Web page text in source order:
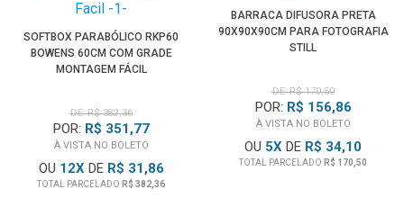
SOFTBOX PARABÓLICO RKP60
BOWENS 60CM COM GRADE
MONTAGEM FÁCIL
DE: R$ 382,36
POR: R$ 351,77
À VISTA NO BOLETO
OU 12XDE R$ 31,86
TOTAL PARCELADO R$ 382,36
BARRACA DIFUSORA PRETA
90X90X90CM PARA FOTOGRAFIA
STILL
DE: R$ 170,50
POR: R$ 156,86
À VISTA NO BOLETO
OU 5X DE R$ 34,10
TOTAL PARCELADO R$ 170,50